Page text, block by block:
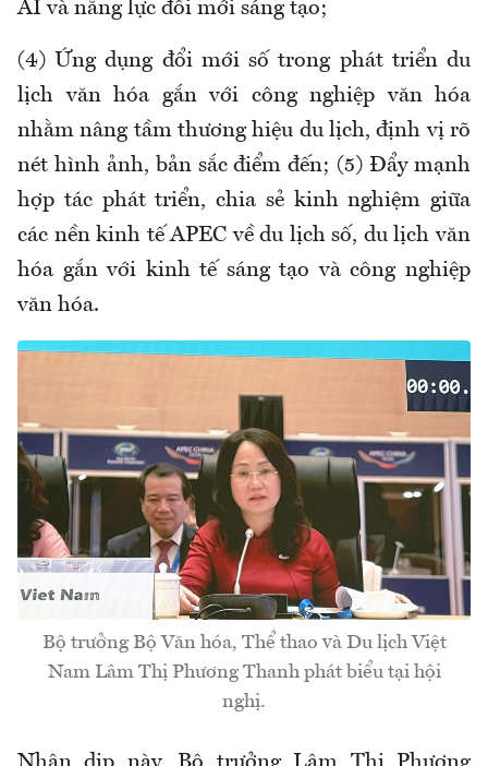
AI và năng lực đổi mới sáng tạo;
(4) Ứng dụng đổi mới số trong phát triển du
lịch văn hóa gắn với công nghiệp văn hóa
nhằm nâng tầm thương hiệu du lịch, định vị rõ
nét hình ảnh, bản sắc điểm đến; (5) Đẩy mạnh
hợp tác phát triển, chia sẻ kinh nghiệm giữa
các nền kinh tế APEC về du lịch số, du lịch văn
hóa gắn với kinh tế sáng tạo và công nghiệp
văn hóa.
Bộ trưởng Bộ Văn hóa, Thể thao và Du lịch Việt
Nam Lâm Thị Phương Thanh phát biểu tại hội
nghị.